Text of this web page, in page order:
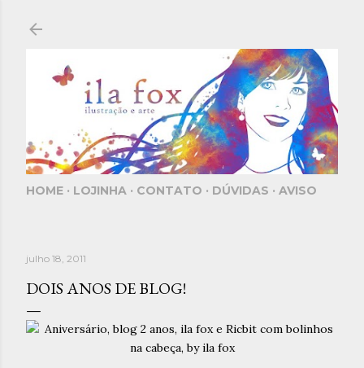
HOME LOJINHA CONTATO DÚVIDAS AVISO
julho 18, 2011
DOIS ANOS DE BLOG!